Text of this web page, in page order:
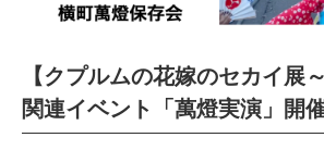
【クプルムの花嫁のセカイ展
関連イベント「萬燈実演」開